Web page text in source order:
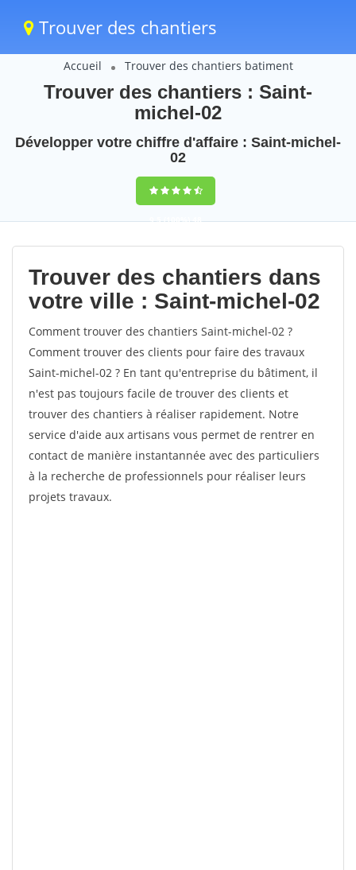
Trouver des chantiers
Accueil Trouver des chantiers batiment
Trouver des chantiers : Saint-
michel-02
Développer votre chiffre d'affaire : Saint-michel-
02
9,5(100%)48
votes
Trouver des chantiers dans
votre ville : Saint-michel-02
Comment trouver des chantiers Saint-michel-02 ?
Comment trouver des clients pour faire des travaux
Saint-michel-02 ? En tant qu'entreprise du bâtiment, il
n'est pas toujours facile de trouver des clients et
trouver des chantiers à réaliser rapidement. Notre
service d'aide aux artisans vous permet de rentrer en
contact de manière instantannée avec des particuliers
à la recherche de professionnels pour réaliser leurs
projets travaux.